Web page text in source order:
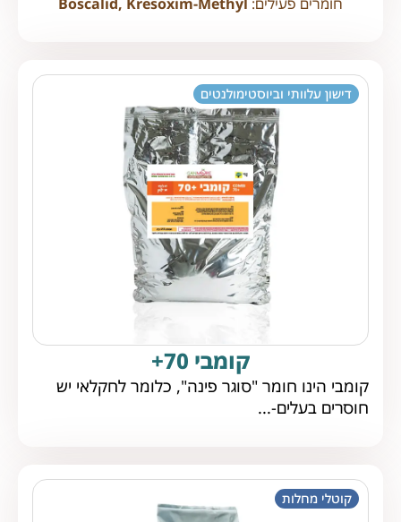
דישון עלוותי וביוסטימולנטים
קומבי 70+
קומבי הינו חומר "סוגר פינה", כלומר לחקלאי יש
חוסרים בעלים-...
קוטלי מחלות